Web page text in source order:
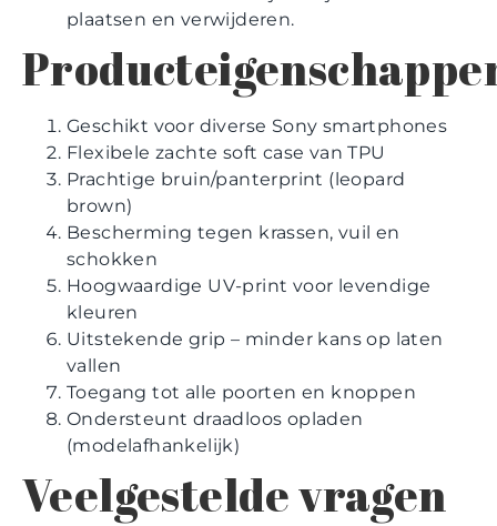
plaatsen en verwijderen.
Geschikt voor diverse Sony smartphones
Flexibele zachte soft case van TPU
Prachtige bruin/panterprint (leopard
brown)
Bescherming tegen krassen, vuil en
schokken
Hoogwaardige UV-print voor levendige
kleuren
Uitstekende grip – minder kans op laten
vallen
Toegang tot alle poorten en knoppen
Ondersteunt draadloos opladen
(modelafhankelijk)
Veelgestelde vragen